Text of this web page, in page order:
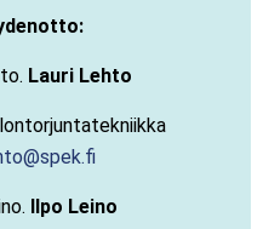
Lauri Lehto
Ilpo Leino